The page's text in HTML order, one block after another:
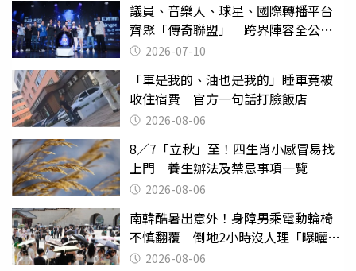
議員、音樂人、球星、國際轉播平台
齊聚「傳奇聯盟」 跨界陣容全公
開 劍指亞洲新傳奇聯賽
2026-07-10
「車是我的、油也是我的」睡車竟被
收住宿費 官方一句話打臉飯店
2026-08-06
8／7「立秋」至！四生肖小感冒易找
上門 養生辦法及禁忌事項一覽
2026-08-06
南韓酷暑出意外！身障男乘電動輪椅
不慎翻覆 倒地2小時沒人理「曝曬
亡」2026-08-06